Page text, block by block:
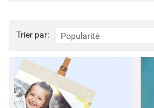
Trier par: Popularité
Trier
par: